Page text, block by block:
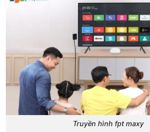
Truyền hình fpt maxy